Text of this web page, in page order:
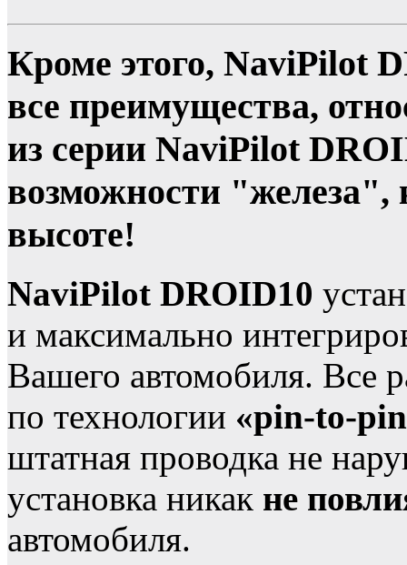
Кроме этого, NaviPilot
все преимущества,
из серии NaviPilot
возможности "железа",
высоте!
NaviPilot DROID10
и максимально
Вашего автомобиля. Все
по технологии «pin-to-
штатная проводка не
установка никак не
автомобиля.